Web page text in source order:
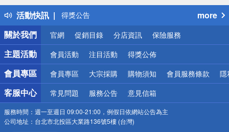
活動快訊
得獎公告
熱門話題
銀行優惠
偏遠地區配送
詐騙網頁！請小心！
more
關於我們
官網 促銷目錄 分店資訊 保險服務
主題活動 會員活動 注目活動 得獎公佈
會員專區 會員專區 大宗採購 購物須知 會員服務條款 隱
客服中心 常見問題 服務公告 意見信箱
服務時間： 週一至週日 09:00-21:00，例假日依網站公告為主
公司地址： 台北市北投區大業路136號5樓 (台灣)